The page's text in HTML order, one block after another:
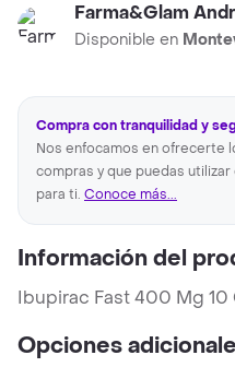
Farma&Glam
Disponible en
Compra con tranquilidad y
Nos enfocamos en ofrecerte
compras y que puedas
para ti. Conoce más...
Información del
Ibupirac Fast 400 Mg 10
Opciones